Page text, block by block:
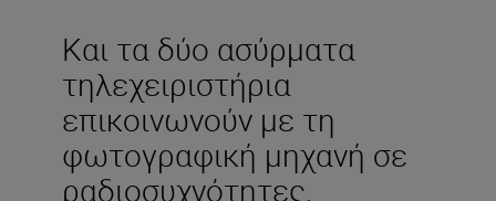
Και τα δύο ασύρματα
τηλεχειριστήρια
επικοινωνούν με τη
φωτογραφική μηχανή σε
ραδιοσυχνότητες,